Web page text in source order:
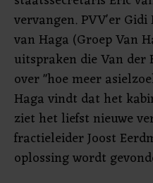
vervangen. PVV'er
van Haga (Groep Van
uitspraken die Van der
over "hoe meer
Haga vindt dat het
ziet het liefst nieuwe
fractieleider Joost
oplossing wordt